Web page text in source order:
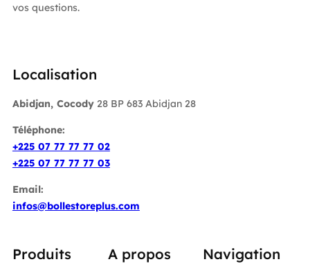
vos questions.
Localisation
Abidjan, Cocody28 BP 683 Abidjan 28
Téléphone:
+225 07 77 77 77 02
+225 07 77 77 77 03
Email:
infos@bollestoreplus.com
Produits A propos Navigation